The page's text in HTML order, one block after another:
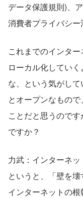
データ保護規則)、
消費者プライバシー
これまでのインタ
ローカル化してい
な、という気がし
とオープンなもの
ことだと思うので
ですか？
力武：インターネ
というと、「壁を壊
インターネットの